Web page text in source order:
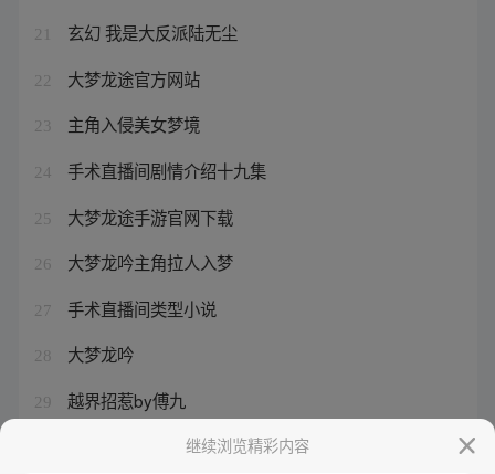
21 玄幻 我是大反派陆无尘
22 大梦龙途官方网站
23 主角入侵美女梦境
24 手术直播间剧情介绍十九集
25 大梦龙途手游官网下载
26 大梦龙吟主角拉人入梦
27 手术直播间类型小说
28 大梦龙吟
29 越界招惹by傅九
手术直播间在线观看免费版全集
继续浏览精彩内容